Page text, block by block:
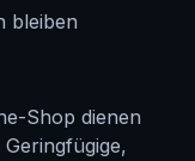
bleiben
Shop dienen